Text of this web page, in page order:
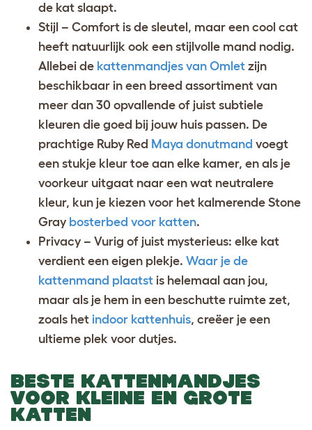
de kat slaapt.
Stijl – Comfort is de sleutel, maar een cool cat
heeft natuurlijk ook een stijlvolle mand nodig.
Allebei de kattenmandjes van Omlet zijn
beschikbaar in een breed assortiment van
meer dan 30 opvallende of juist subtiele
kleuren die goed bij jouw huis passen. De
prachtige Ruby Red Maya donutmand voegt
een stukje kleur toe aan elke kamer, en als je
voorkeur uitgaat naar een wat neutralere
kleur, kun je kiezen voor het kalmerende Stone
Gray bosterbed voor katten.
Privacy – Vurig of juist mysterieus: elke kat
verdient een eigen plekje. Waar je de
kattenmand plaatst is helemaal aan jou,
maar als je hem in een beschutte ruimte zet,
zoals het indoor kattenhuis, creëer je een
ultieme plek voor dutjes.
BESTE KATTENMANDJES
VOOR KLEINE EN GROTE
KATTEN